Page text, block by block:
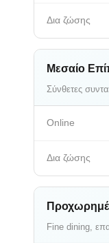
Μεσαίο
Σύνθετες
Fine dining,